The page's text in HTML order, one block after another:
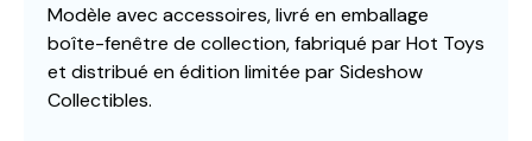
Modèle avec accessoires, livré en emballage
boîte-fenêtre de collection, fabriqué par Hot Toys
et distribué en édition limitée par Sideshow
Collectibles.